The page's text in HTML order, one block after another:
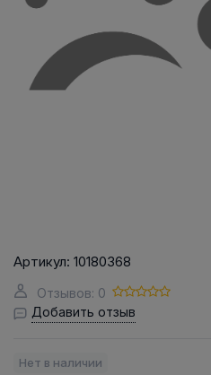
Артикул: 10180368
Отзывов: 0
Добавить отзыв
Нет в наличии